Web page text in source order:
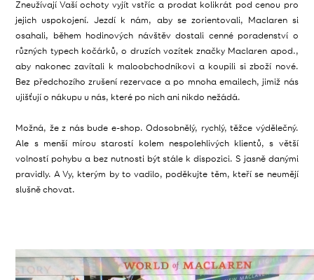
Zneužívají Vaší ochoty vyjít vstříc a prodat kolikrát pod cenou pro
jejich uspokojení. Jezdí k nám, aby se zorientovali, Maclaren si
osahali, během hodinových návštěv dostali cenné poradenství o
různých typech kočárků, o druzích vozítek značky Maclaren apod.,
aby nakonec zavítali k maloobchodníkovi a koupili si zboží nové.
Bez předchozího zrušení rezervace a po mnoha emailech, jimiž nás
ujišťují o nákupu u nás, které po nich ani nikdo nežádá.
Možná, že z nás bude e-shop. Odosobnělý, rychlý, těžce výdělečný.
Ale s menší mírou starostí kolem nespolehlivých klientů, s větší
volností pohybu a bez nutnosti být stále k dispozici. S jasně danými
pravidly. A Vy, kterým by to vadilo, poděkujte těm, kteří se neumějí
slušně chovat.